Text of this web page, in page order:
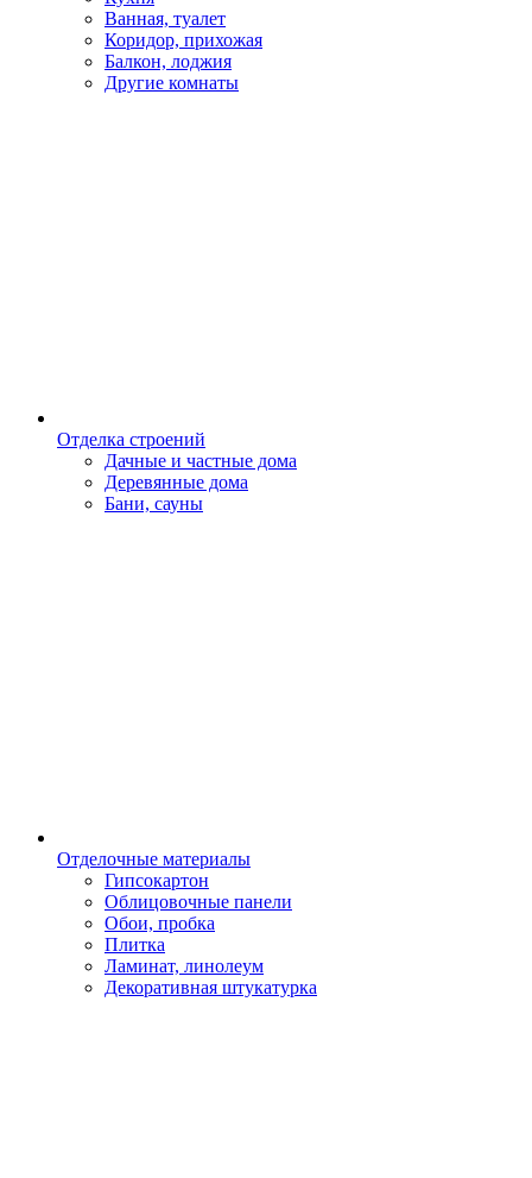
Ванная, туалет
Коридор, прихожая
Балкон, лоджия
Другие комнаты
Отделка строений
Дачные и частные дома
Деревянные дома
Бани, сауны
Отделочные материалы
Гипсокартон
Облицовочные панели
Обои, пробка
Плитка
Ламинат, линолеум
Декоративная штукатурка